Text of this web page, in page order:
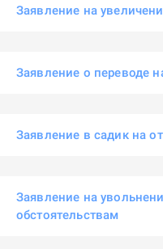
Заявление на
Заявление о переводе
Заявление в садик на
Заявление на
обстоятельствам